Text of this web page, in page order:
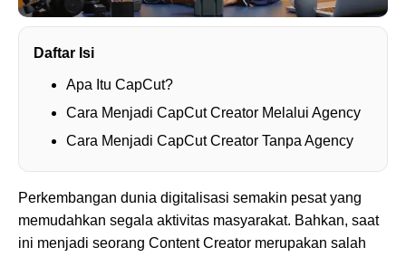
Daftar Isi
Apa Itu CapCut?
Cara Menjadi CapCut Creator Melalui Agency
Cara Menjadi CapCut Creator Tanpa Agency
Perkembangan dunia digitalisasi semakin pesat yang
memudahkan segala aktivitas masyarakat. Bahkan, saat
ini menjadi seorang Content Creator merupakan salah